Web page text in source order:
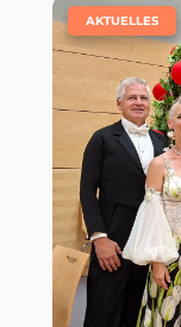
AKTUELLES